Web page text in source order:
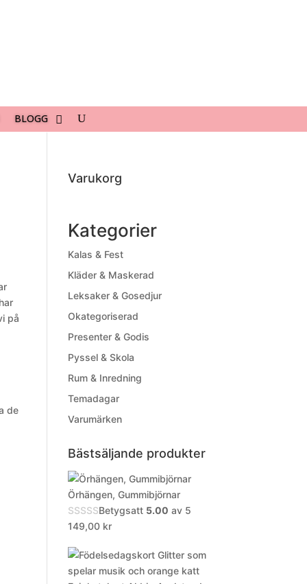
BLOGG
på
de
Varukorg
Kategorier
Kalas & Fest
Kläder & Maskerad
Leksaker & Gosedjur
Okategoriserad
Presenter & Godis
Pyssel & Skola
Rum & Inredning
Temadagar
Varumärken
Bästsäljande produkter
Örhängen, Gummibjörnar
Betygsatt 5.00 av 5
149,00 kr